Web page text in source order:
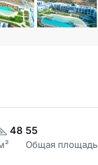
48 55
Общая площадь